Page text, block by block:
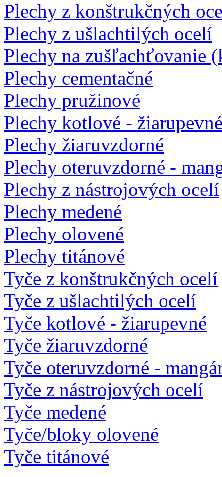
Plechy z konštrukčných
Plechy z ušlachtilých ocelí
Plechy na zušľachťovanie
Plechy cementačné
Plechy pružinové
Plechy kotlové - žiarupevné
Plechy žiaruvzdorné
Plechy oteruvzdorné -
Plechy z nástrojových ocelí
Plechy medené
Plechy olovené
Plechy titánové
Tyče z konštrukčných ocelí
Tyče z ušlachtilých ocelí
Tyče kotlové - žiarupevné
Tyče žiaruvzdorné
Tyče oteruvzdorné -
Tyče z nástrojových ocelí
Tyče medené
Tyče/bloky olovené
Tyče titánové